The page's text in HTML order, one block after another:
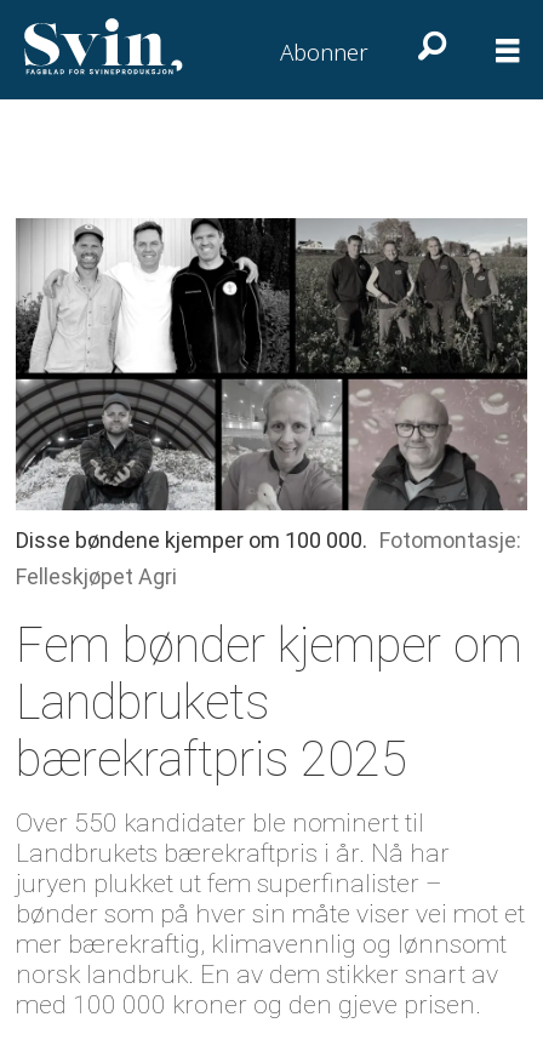
Abonner
Disse bøndene kjemper om 100 000. Fotomontasje:
Felleskjøpet Agri
Fem bønder kjemper om
Landbrukets
bærekraftpris 2025
Over 550 kandidater ble nominert til
Landbrukets bærekraftpris i år. Nå har
juryen plukket ut fem superfinalister –
bønder som på hver sin måte viser vei mot et
mer bærekraftig, klimavennlig og lønnsomt
norsk landbruk. En av dem stikker snart av
med 100 000 kroner og den gjeve prisen.